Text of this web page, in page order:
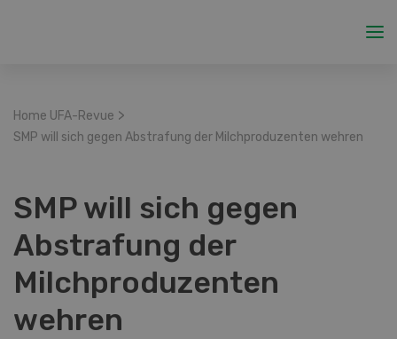
Home UFA-Revue >
SMP will sich gegen Abstrafung der Milchproduzenten wehren
SMP will sich gegen
Abstrafung der
Milchproduzenten
wehren